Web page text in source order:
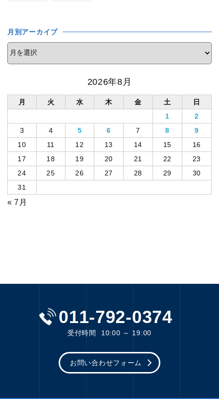
月別アーカイブ
2026年8月
月 火 水 木 金 土
日
1
2
3
4 5 6 7 8
9
10
11 12 13 14 15
16
17
18 19 20 21 22
23
24
25 26 27 28 29
30
31
« 7月
011-792-0374
受付時間 10:00 ～ 19:00
お問い合わせフォーム